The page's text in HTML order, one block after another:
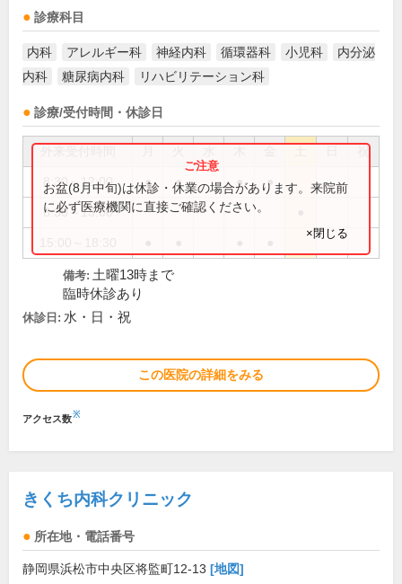
診療科目
内科 アレルギー科 神経内科 循環器科 小児科
内分泌
内科
糖尿病内科 リハビリテーション科
診療/受付時間・休診日
祝
8:30～12:00 ● ● ● ●
8:30～13:00
お盆(8月中旬)は休診・休業の場合があります。来院前
に必ず医療機関に直接ご確認ください。
×閉じる
備考: 土曜13時まで
臨時休診あり
休診日: 水・日・祝
この医院の詳細をみる
アクセス数※
きくち内科クリニック
所在地・電話番号
静岡県浜松市中央区将監町12-13 [地図]